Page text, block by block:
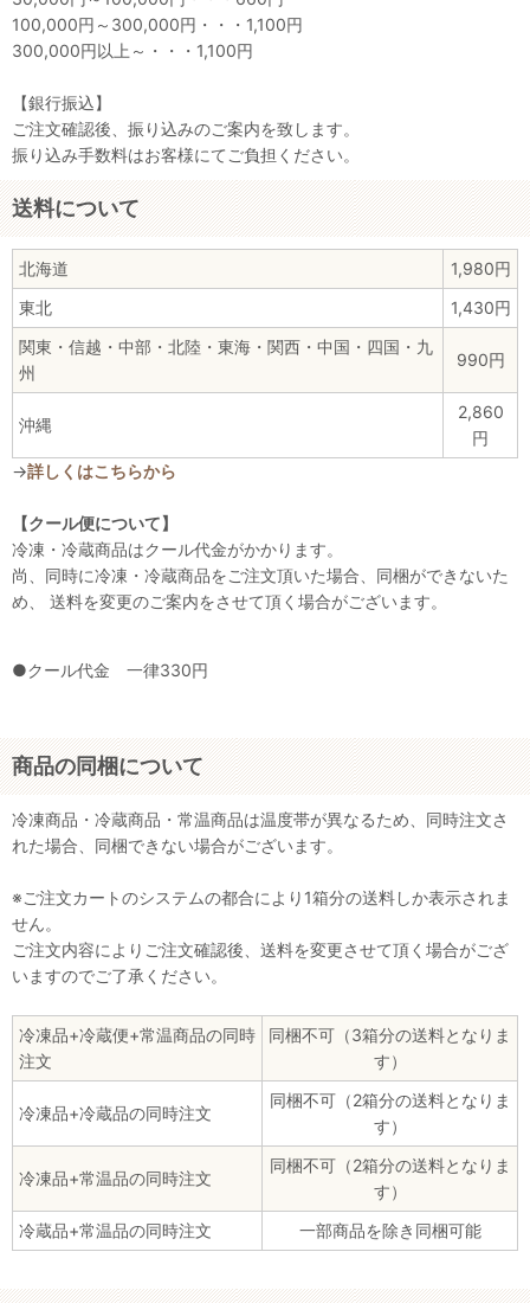
100,000円～300,000円・・・1,100円
300,000円以上～・・・1,100円
【銀行振込】
ご注文確認後、振り込みのご案内を致します。
振り込み手数料はお客様にてご負担ください。
送料について
北海道
1,980円
東北
1,430円
関東・信越・中部・北陸・東海・関西・中国・四国・九
州
990円
沖縄
2,860
円
→詳しくはこちらから
【クール便について】
冷凍・冷蔵商品はクール代金がかかります。
尚、同時に冷凍・冷蔵商品をご注文頂いた場合、同梱ができないた
め、 送料を変更のご案内をさせて頂く場合がございます。
●クール代金 一律330円
商品の同梱について
冷凍商品・冷蔵商品・常温商品は温度帯が異なるため、同時注文さ
れた場合、同梱できない場合がございます。
※ご注文カートのシステムの都合により1箱分の送料しか表示されま
せん。
ご注文内容によりご注文確認後、送料を変更させて頂く場合がござ
いますのでご了承ください。
冷凍品+冷蔵便+常温商品の同時
注文
同梱不可（3箱分の送料となりま
す）
冷凍品+冷蔵品の同時注文
同梱不可（2箱分の送料となりま
す）
冷凍品+常温品の同時注文
同梱不可（2箱分の送料となりま
す）
冷蔵品+常温品の同時注文
一部商品を除き同梱可能